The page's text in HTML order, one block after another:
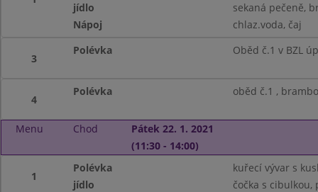
jídlo
sekaná pečeně,
Nápoj
chlaz.voda, čaj
3
Polévka Oběd č.1 v BZL
4
Polévka oběd č.1 ,
Menu Chod
Pátek 22. 1. 2021
(11:30 - 14:00)
1
Polévka
kuřecí vývar s
jídlo
čočka s cibulkou,